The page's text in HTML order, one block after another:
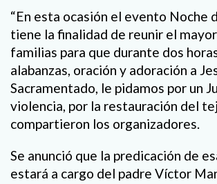
“En esta ocasión el evento Noche
tiene la finalidad de reunir el
familias para que durante dos
alabanzas, oración y adoración a
Sacramentado, le pidamos por un
violencia, por la restauración del
compartieron los organizadores.
Se anunció que la predicación de
estará a cargo del padre Víctor